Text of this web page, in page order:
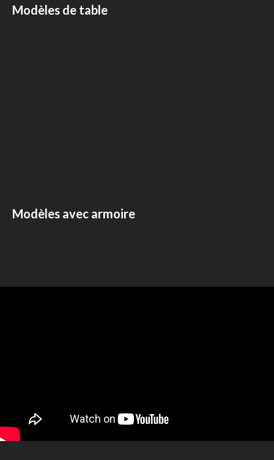
Modèles de table
Modèles avec armoire